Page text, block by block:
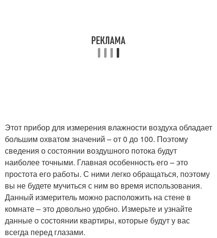
Этот прибор для измерения влажности воздуха обладает
большим охватом значений – от 0 до 100. Поэтому
сведения о состоянии воздушного потока будут
наиболее точными. Главная особенность его – это
простота его работы. С ними легко обращаться, поэтому
вы не будете мучиться с ним во время использования.
Данный измеритель можно расположить на стене в
комнате – это довольно удобно. Измерьте и узнайте
данные о состоянии квартиры, которые будут у вас
всегда перед глазами.